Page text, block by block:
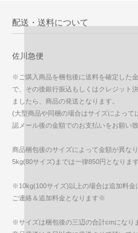
配送・送料について
佐川急便
※ご購入商品を梱包後に送料を確定した
で、その後銀行振込もしくはクレジット
ましたら、商品の発送となります。
(大型商品や同梱の場合はサイズによっ
認メール後の金額でのお支払いをお願い
商品梱包後のサイズによって金額が異なり
5kg(80サイズ)までは一律850円となりま
※10kg(100サイズ)以上の場合は追加料金
ご連絡＆追加料金となります※
※サイズは梱包後の三辺の合計cmになり